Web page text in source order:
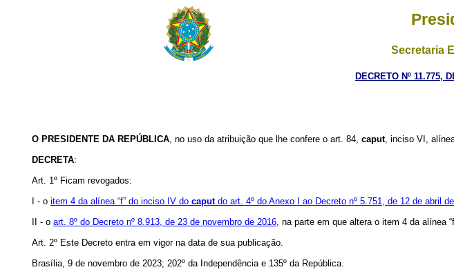
Secretaria
DECRETO Nº 11.775,
O PRESIDENTE DA REPÚBLICA, no uso da atribuição que lhe confere o art. 84, caput, inciso VI,
DECRETA:
Art. 1º Ficam revogados:
I - o item 4 da alínea “f” do inciso IV do caputdo art. 4º do Anexo I ao Decreto nº 5.751, de 12 de abril
II - o art. 8º do Decreto nº 8.913, de 23 de novembro de 2016, na parte em que altera o item 4 da alínea
Art. 2º Este Decreto entra em vigor na data de sua publicação.
Brasília, 9 de novembro de 2023; 202º da Independência e 135º da República.